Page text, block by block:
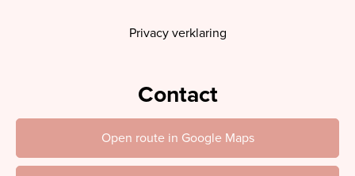
Privacy verklaring
Contact
Open route in Google Maps